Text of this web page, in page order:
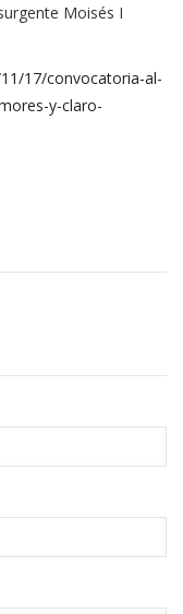
Moisés I
17/convocatoria-al-
y-claro-